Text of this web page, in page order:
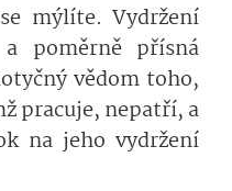
mýlíte. Vydržení
poměrně přísná
vědom toho,
pracuje, nepatří, a
na jeho vydržení